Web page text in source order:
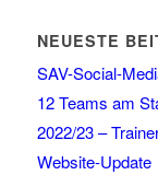
NEUESTE
SAV-Social-
12 Teams am
2022/23 –
Website-Update